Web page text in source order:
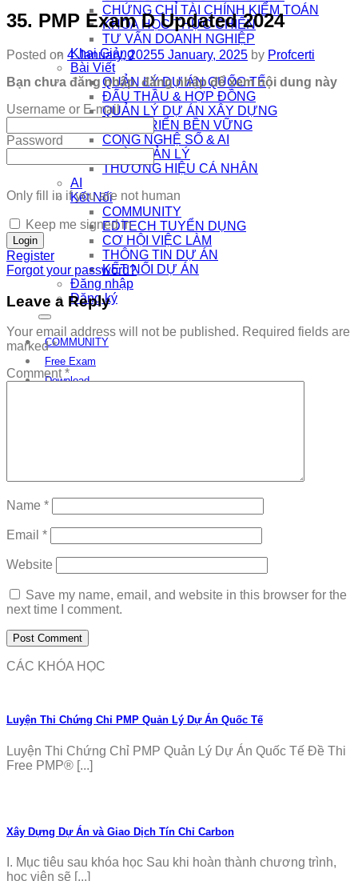
CHỨNG CHỈ TÀI CHÍNH KIỂM TOÁN
KHÓA HỌC THỰC CHIẾN
TƯ VẤN DOANH NGHIỆP
Khai Giảng
Bài Viết
QUẢN LÝ DỰ ÁN QUỐC TẾ
ĐẤU THẦU & HỢP ĐỒNG
QUẢN LÝ DỰ ÁN XÂY DỰNG
PHÁT TRIỂN BỀN VỮNG
CÔNG NGHỆ SỐ & AI
NHÀ QUẢN LÝ
THƯƠNG HIỆU CÁ NHÂN
AI
Kết Nối
COMMUNITY
EDTECH TUYỂN DỤNG
CƠ HỘI VIỆC LÀM
THÔNG TIN DỰ ÁN
KẾT NỐI DỰ ÁN
Đăng nhập
Đăng ký
COMMUNITY
Free Exam
Download
35. PMP Exam D Updated 2024
Posted on 4 January, 20255 January, 2025 by Profcerti
Bạn chưa đăng nhập, đăng nhập để xem nội dung này
Username or E-mail
Password
Only fill in if you are not human
Keep me signed in
Register
Forgot your password?
Leave a Reply
Your email address will not be published. Required fields are
marked*
Comment*
Name *
Email *
Website
Save my name, email, and website in this browser for the
next time I comment.
CÁC KHÓA HỌC
Luyện Thi Chứng Chỉ PMP Quản Lý Dự Án Quốc Tế
Luyện Thi Chứng Chỉ PMP Quản Lý Dự Án Quốc Tế Đề Thi
Free PMP® [...]
Xây Dựng Dự Án và Giao Dịch Tín Chỉ Carbon
I. Mục tiêu sau khóa học Sau khi hoàn thành chương trình,
học viên sẽ [...]